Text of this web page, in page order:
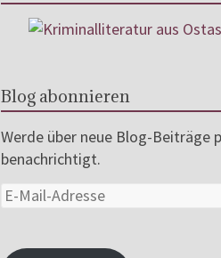
Blog abonnieren
Werde über neue Blog-Beiträge
benachrichtigt.